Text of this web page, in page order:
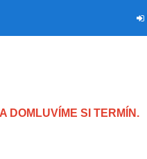
A DOMLUVÍME SI TERMÍN.